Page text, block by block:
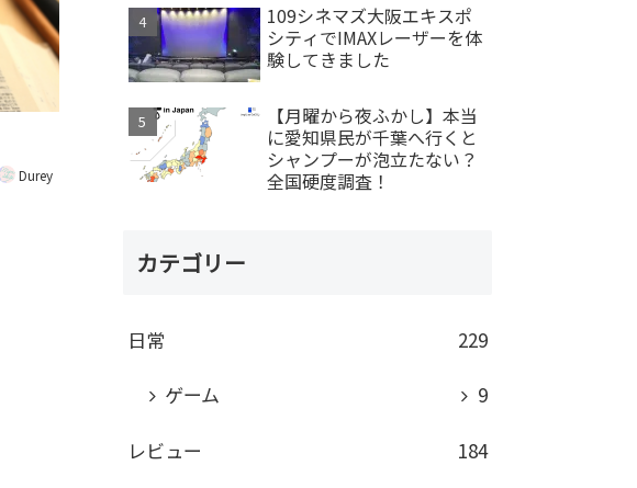
Durey
109シネマズ大阪エキスポ
シティでIMAXレーザーを体
験してきました
【月曜から夜ふかし】本当
に愛知県民が千葉へ行くと
シャンプーが泡立たない？
全国硬度調査！
カテゴリー
日常
229
ゲーム
9
レビュー 184